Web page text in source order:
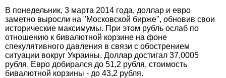
В понедельник, 3 марта 2014 года, доллар и евро
заметно выросли на "Московской бирже", обновив свои
исторические максимумы. При этом рубль ослаб по
отношению к бивалютной корзине на фоне
спекулятивного давления в связи с обострением
ситуации вокруг Украины. Доллар достигал 37,0005
рубля. Евро добирался до 51,2 рубля, стоимость
бивалютной корзины - до 43,2 рубля.